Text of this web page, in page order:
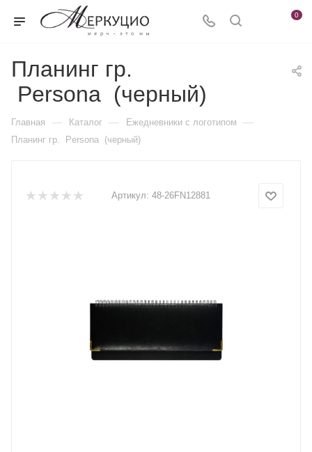
0
Планинг гр.
Persona (черный)
Главная — Каталог — Ежедневники c логотипом —
Планинг гр. Persona (черный)
Артикул: 48-26FN12881